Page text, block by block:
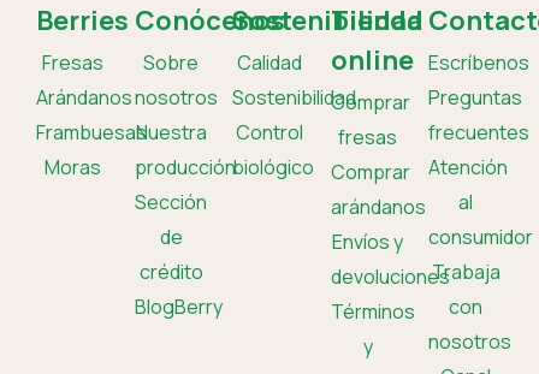
Berries
Fresas
Arándanos
Frambuesas
Moras
Conócenos
Sobre
nosotros
Nuestra
producción
Sección
de
crédito
BlogBerry
Sostenibilidad
Calidad
Sostenibilidad
Control
biológico
Tienda
online
Comprar
fresas
Comprar
arándanos
Envíos y
devoluciones
Términos
y
Escríbenos
Preguntas
frecuentes
Atención
al
consumidor
Trabaja
con
nosotros